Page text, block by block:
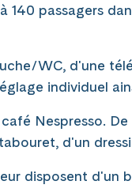
passagers
WC, d'une
individuel
Nespresso.
d'un
disposent d'un